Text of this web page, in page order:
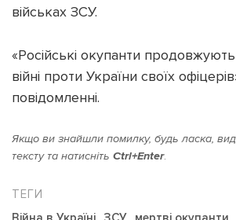
[email protected] Реклама на
Політика конфіденційності
Наші соц мережі
військах ЗСУ.
«Російські окупанти
війні проти України своїх
повідомленні.
Якщо ви знайшли помилку, будь ласка,
тексту та натисніть Ctrl+Enter.